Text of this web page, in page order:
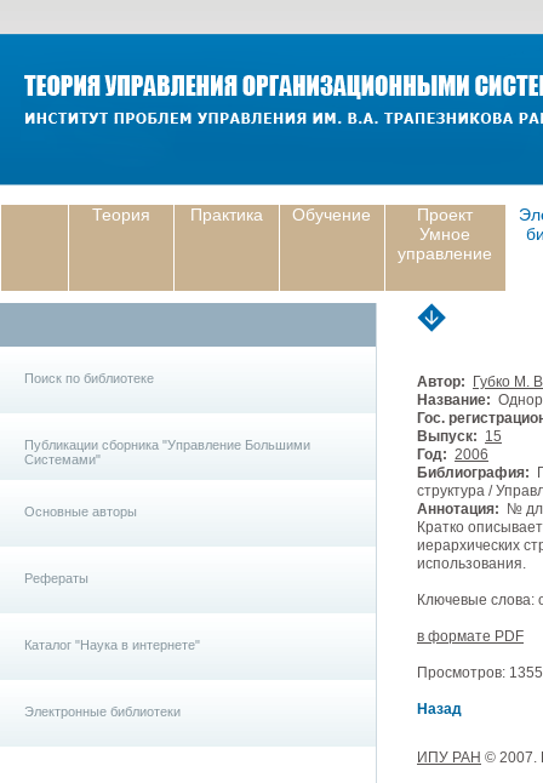
Теория Практика Обучение
Проект
Умное
управление
Поиск по библиотеке
Публикации сборника "Управление Большими
Системами"
Основные авторы
Рефераты
Каталог "Наука в интернете"
Электронные библиотеки
Автор:
Губко М.
Название:
Гос.
Выпуск: 15
Год: 2006
Библиография:
структура /
Аннотация: №
Кратко
иерархических
использования.
Ключевые слова:
в формате PDF
Просмотров:
Назад
ИПУ РАН © 2007.